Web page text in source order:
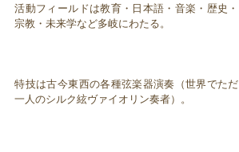
活動フィールドは教育・日本語・音楽・歴史・
宗教・未来学など多岐にわたる。
特技は古今東西の各種弦楽器演奏（世界でただ
一人のシルク絃ヴァイオリン奏者）。